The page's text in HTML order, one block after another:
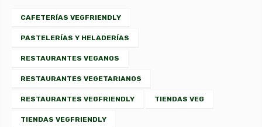
CAFETERÍAS VEGFRIENDLY
PASTELERÍAS Y HELADERÍAS
RESTAURANTES VEGANOS
RESTAURANTES VEGETARIANOS
RESTAURANTES VEGFRIENDLY TIENDAS VEG
TIENDAS VEGFRIENDLY